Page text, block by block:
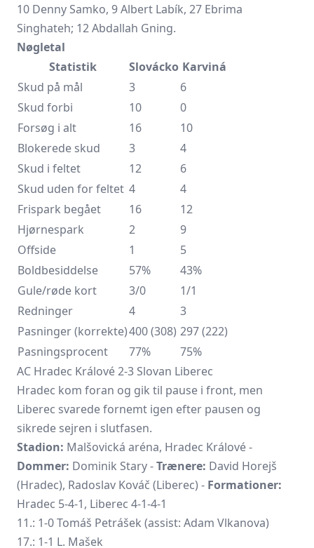
10 Denny Samko, 9 Albert Labík, 27 Ebrima
Singhateh; 12 Abdallah Gning.
Nøgletal
Statistik
Slovácko Karviná
Skud på mål
3
6
Skud forbi
10
0
Forsøg i alt
16
10
Blokerede skud
3
4
Skud i feltet
12
6
Skud uden for feltet 4
4
Frispark begået
16
12
Hjørnespark
2
9
Offside
1
5
Boldbesiddelse
57%
43%
Gule/røde kort
3/0
1/1
Redninger
4
3
Pasninger (korrekte)400 (308) 297 (222)
Pasningsprocent
77%
75%
AC Hradec Králové 2-3 Slovan Liberec
Hradec kom foran og gik til pause i front, men
Liberec svarede fornemt igen efter pausen og
sikrede sejren i slutfasen.
Stadion: Malšovická aréna, Hradec Králové -
Dommer: Dominik Stary -Trænere: David Horejš
(Hradec), Radoslav Kováč (Liberec) - Formationer:
Hradec 5-4-1, Liberec 4-1-4-1
11.: 1-0 Tomáš Petrášek (assist: Adam Vlkanova)
17.: 1-1 L. Mašek